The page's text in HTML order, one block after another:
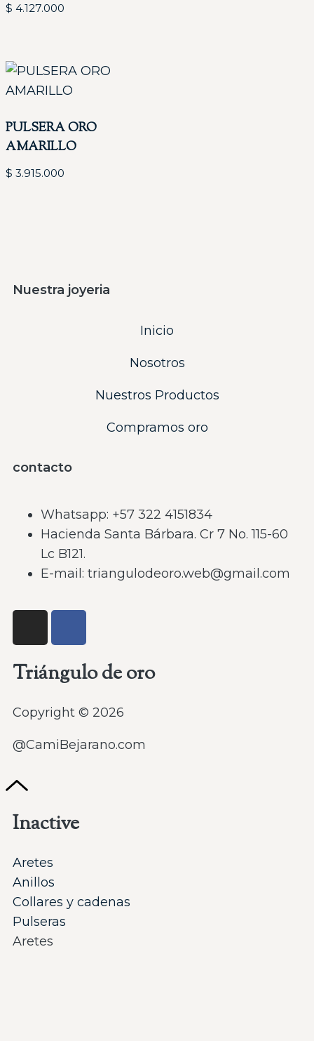
$ 4.127.000
PULSERA ORO
AMARILLO
$ 3.915.000
Nuestra joyeria
Inicio
Nosotros
Nuestros Productos
Compramos oro
contacto
Whatsapp: ‪+57 322 4151834‬
Hacienda Santa Bárbara. Cr 7 No. 115-60
Lc B121.
E-mail: triangulodeoro.web@gmail.com
Triángulo de oro
Copyright © 2026
@CamiBejarano.com
Inactive
Aretes
Anillos
Collares y cadenas
Pulseras
Aretes